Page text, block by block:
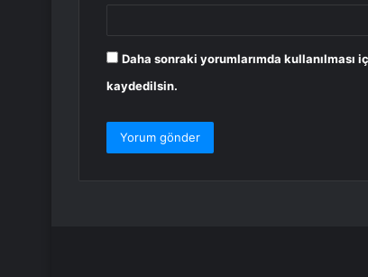
Daha sonraki yorumlarımda kullanılması
kaydedilsin.